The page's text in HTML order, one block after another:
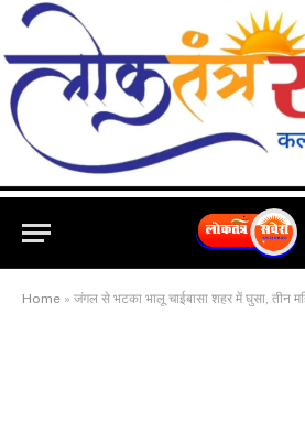
Home » जंगल से भटका भालू चाईबासा शहर में घुसा, तीन महिलाओं समेत 4 को